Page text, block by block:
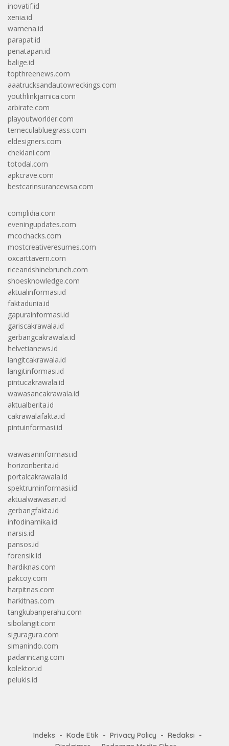
inovatif.id
xenia.id
wamena.id
parapat.id
penatapan.id
balige.id
topthreenews.com
aaatrucksandautowreckings.com
youthlinkjamica.com
arbirate.com
playoutworlder.com
temeculabluegrass.com
eldesigners.com
cheklani.com
totodal.com
apkcrave.com
bestcarinsurancewsa.com
complidia.com
eveningupdates.com
mcochacks.com
mostcreativeresumes.com
oxcarttavern.com
riceandshinebrunch.com
shoesknowledge.com
aktualinformasi.id
faktadunia.id
gapurainformasi.id
gariscakrawala.id
gerbangcakrawala.id
helvetianews.id
langitcakrawala.id
langitinformasi.id
pintucakrawala.id
wawasancakrawala.id
aktualberita.id
cakrawalafakta.id
pintuinformasi.id
wawasaninformasi.id
horizonberita.id
portalcakrawala.id
spektruminformasi.id
aktualwawasan.id
gerbangfakta.id
infodinamika.id
narsis.id
pansos.id
forensik.id
hardiknas.com
pakcoy.com
harpitnas.com
harkitnas.com
tangkubanperahu.com
sibolangit.com
siguragura.com
simanindo.com
padarincang.com
kolektor.id
pelukis.id
Indeks Kode Etik Privacy Policy
Redaksi